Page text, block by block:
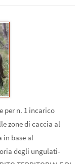
per n. 1 incarico
zone di caccia al
in base al
degli ungulati-